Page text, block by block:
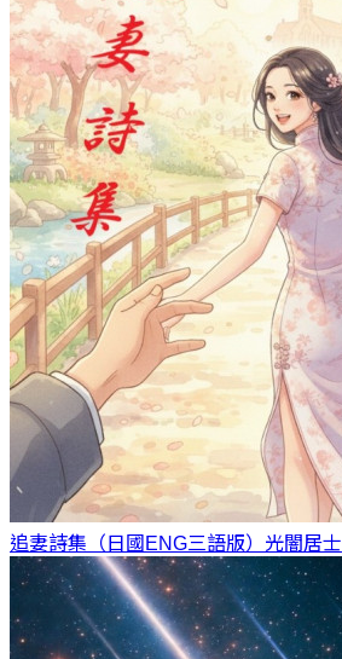
追妻詩集（日國ENG三語版） 光闇居士